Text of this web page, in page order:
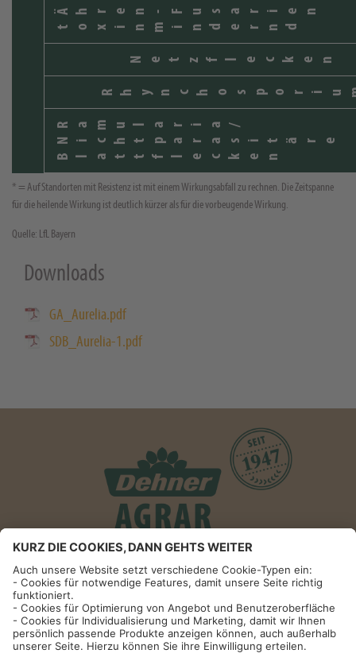
Ramularia/
Nichtparasitäre
Blattflecken
Netzflecken
Ähren-Fusarien
toxinmindernd
* = Auf Standorten mit Resistenz ist mit einem Wirkungsabfall zu rechnen. Die Zeitspanne
für die heilende Wirkung ist deutlich kürzer als für die vorbeugende Wirkung.
Quelle: LfL Bayern
Downloads
GA_Aurelia.pdf
SDB_Aurelia-1.pdf
Informationen
Impressum